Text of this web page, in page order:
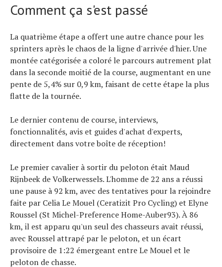
Comment ça s'est passé
La quatrième étape a offert une autre chance pour les
sprinters après le chaos de la ligne d'arrivée d'hier. Une
montée catégorisée a coloré le parcours autrement plat
dans la seconde moitié de la course, augmentant en une
pente de 5,4% sur 0,9 km, faisant de cette étape la plus
flatte de la tournée.
Le dernier contenu de course, interviews,
fonctionnalités, avis et guides d'achat d'experts,
directement dans votre boîte de réception!
Le premier cavalier à sortir du peloton était Maud
Rijnbeek de Volkerwessels. L'homme de 22 ans a réussi
une pause à 92 km, avec des tentatives pour la rejoindre
faite par Celia Le Mouel (Ceratizit Pro Cycling) et Elyne
Roussel (St Michel-Preference Home-Auber93). À 86
km, il est apparu qu'un seul des chasseurs avait réussi,
avec Roussel attrapé par le peloton, et un écart
provisoire de 1:22 émergeant entre Le Mouel et le
peloton de chasse.